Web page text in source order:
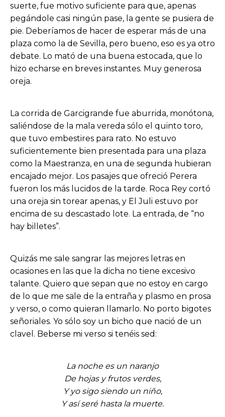
suerte, fue motivo suficiente para que, apenas
pegándole casi ningún pase, la gente se pusiera de
pie. Deberíamos de hacer de esperar más de una
plaza como la de Sevilla, pero bueno, eso es ya otro
debate. Lo mató de una buena estocada, que lo
hizo echarse en breves instantes. Muy generosa
oreja.
La corrida de Garcigrande fue aburrida, monótona,
saliéndose de la mala vereda sólo el quinto toro,
que tuvo embestires para rato. No estuvo
suficientemente bien presentada para una plaza
como la Maestranza, en una de segunda hubieran
encajado mejor. Los pasajes que ofreció Perera
fueron los más lucidos de la tarde. Roca Rey cortó
una oreja sin torear apenas, y El Juli estuvo por
encima de su descastado lote. La entrada, de “no
hay billetes”.
Quizás me sale sangrar las mejores letras en
ocasiones en las que la dicha no tiene excesivo
talante. Quiero que sepan que no estoy en cargo
de lo que me sale de la entraña y plasmo en prosa
y verso, o como quieran llamarlo. No porto bigotes
señoriales. Yo sólo soy un bicho que nació de un
clavel. Beberse mi verso si tenéis sed:
La noche es un naranjo
De hojas y frutos verdes,
Y yo sigo siendo un niño,
Y así seré hasta la muerte.